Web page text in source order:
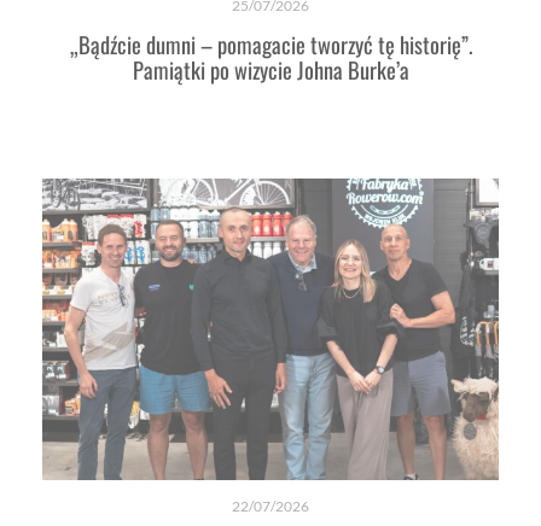
25/07/2026
„Bądźcie dumni – pomagacie tworzyć tę historię”.
Pamiątki po wizycie Johna Burke’a
22/07/2026